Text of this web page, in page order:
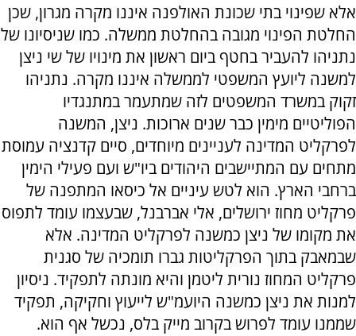
אלא שפינוי בתי שכונת האולפנה איננו מקרה מגרון, שכן
החלטת הפינוי מגובה בהחלטת ממשלה. כמו שניסיונו של
נתניהו להעביר בחטף ביום ראשון את מינויו של שי ניצן
למשנה ליועץ המשפטי לממשלה איננו מקרה. נתניהו
זקוק במשרד המשפטים לזה שמתעמר במתנגדיו
הפוליטיים מימין כבר שנים ארוכות. ניצן, המשנה
לפרקליט המדינה לעניינים מיוחדים, סיים קדנציה עמוסת
מתחים עם המתיישבים היהודים ביו"ש ועם פעילי הימין
ברחבי הארץ. הוא לטש עיניים אל כיסאו המתפנה של
פרקליט מחוז ירושלים, אלי אברבנל, שבעצמו עומד לתפוס
את מקומו של ניצן כמשנה לפרקליט המדינה. אלא
שבמאבק בתוך הפרקליטות גברו תומכיה של סגנית
פרקליט המחוז נורית ליטמן והיא מונתה לתפקיד. ניסיון
למנות את ניצן כמשנה היועמ"ש לייעוץ וחקיקה, תפקיד
שממנו עומד לפרוש בקרוב מייק בלס, נכשל אף הוא.